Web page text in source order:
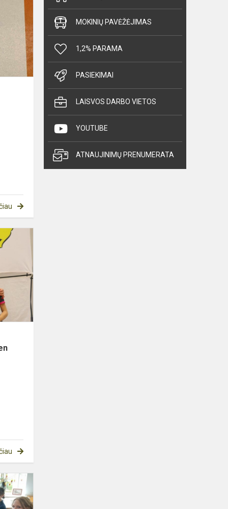
turnyre
„Latvia
nugalėtojus!
MOKINIŲ PAVĖŽĖJIMAS
1,2% PARAMA
PASIEKIMAI
LAISVOS DARBO VIETOS
YOUTUBE
ATNAUJINIMŲ PRENUMERATA